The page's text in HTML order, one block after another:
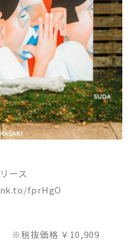
ース
fprHgO
※税抜価格 ￥10,909